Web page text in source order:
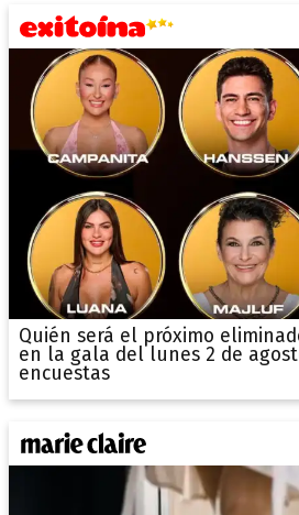
Quién será el próximo
en la gala del lunes 2 de
encuestas